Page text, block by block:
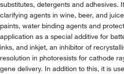
substitutes, detergents and adhesives.
clarifying agents in wine, beer, and
paints, water binding agents and
application as a special additive for
inks, and inkjet, an inhibitor of
resolution in photoresists for cathode
gene delivery. In addition to this, it is